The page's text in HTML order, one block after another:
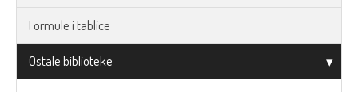
Formule i tablice
Ostale biblioteke